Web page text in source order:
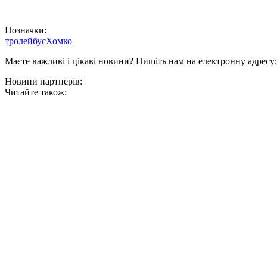
Позначки:
тролейбусХомко
Маєте важливі і цікаві новини? Пишіть нам на електронну адресу:
Новини партнерів:
Читайте також: